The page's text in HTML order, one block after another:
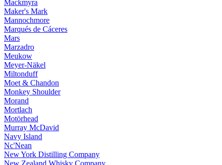
Mackmyra
Maker's Mark
Mannochmore
Marqués de Cáceres
Mars
Marzadro
Meukow
Meyer-Näkel
Miltonduff
Moet & Chandon
Monkey Shoulder
Morand
Mortlach
Motörhead
Murray McDavid
Navy Island
Nc'Nean
New York Distilling Company